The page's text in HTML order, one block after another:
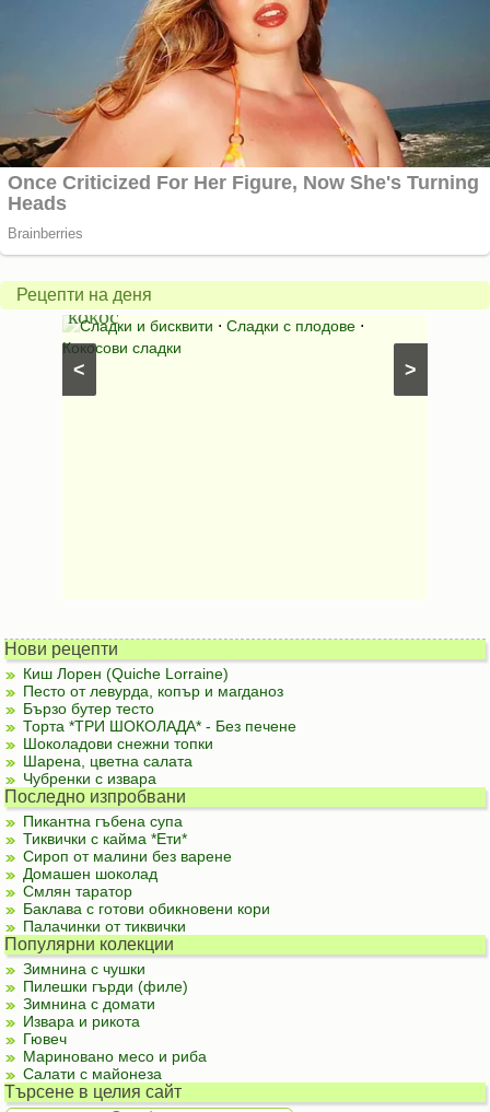
Рецепти на деня
>
<
Бисквити
с
горски
плодове
и
кокос
Сладки и бисквити ⋅ Сладки с плодове ⋅
Кокосови сладки
ден*
Нови рецепти
Киш Лорен (Quiche Lorraine)
Песто от левурда, копър и магданоз
Бързо бутер тесто
Торта *ТРИ ШОКОЛАДА* - Без печене
Шоколадови снежни топки
Шарена, цветна салата
Чубренки с извара
Последно изпробвани
Пикантна гъбена супа
Тиквички с кайма *Ети*
Сироп от малини без варене
Домашен шоколад
Смлян таратор
Баклава с готови обикновени кори
Палачинки от тиквички
Популярни колекции
Зимнина с чушки
Пилешки гърди (филе)
Зимнина с домати
Извара и рикота
Гювеч
Мариновано месо и риба
Салати с майонеза
Търсене в целия сайт